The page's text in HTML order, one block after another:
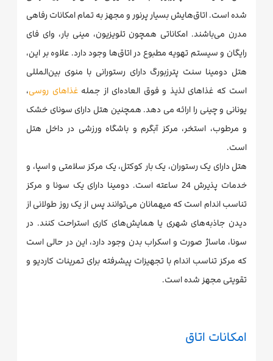
شده است. اتاق‌هایش بسیار پرنور و مجهز به تمام امکانات رفاهی
مدرن می‌باشند. امکاناتی همچون تلویزیون، مینی بار، وای فای
رایگان و سیستم تهویه مطبوع در اتاق‌ها وجود دارد. علاوه بر این،
هتل دومینا سنت پترزبورگ دارای رستورانی با منوی بین‌المللی
است که غذاهای لذیذ و فوق العاده‌ای از جملهغذاهای روسی،
یونانی و چینی را ارائه می دهد. همچنین هتل دارای سونای خشک
و مرطوب، استخر، مرکز آبگرم و باشگاه ورزشی در داخل هتل
است.
هتل دارای یک رستوران، یک بار کوکتل، یک مرکز سلامتی و اسپا، و
خدمات پذیرش 24 ساعته است. دومینا دارای یک سونا و مرکز
تناسب اندام است که میهمانان می‌توانند پس از یک روز طولانی از
دیدن جاذبه‌های شهری یا همایش‌های کاری استراحت کنند. در
سونا، ماساژ صورت‌ و اسکراب بدن وجود دارد، این در حالی است
که مرکز تناسب اندام با تجهیزات پیشرفته برای تمرینات کاردیو و
تقویتی مجهز شده است.
امکانات اتاق